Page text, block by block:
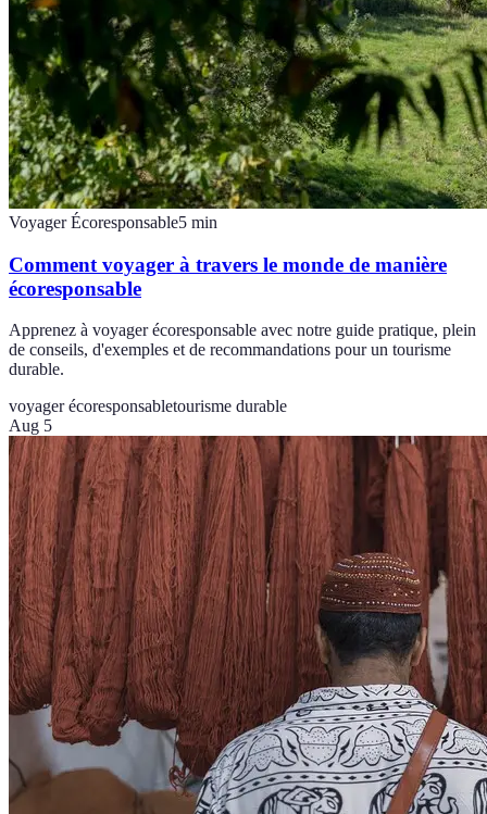
Voyager Écoresponsable5 min
Comment voyager à travers le monde de manière
écoresponsable
Apprenez à voyager écoresponsable avec notre guide pratique, plein
de conseils, d'exemples et de recommandations pour un tourisme
durable.
voyager écoresponsabletourisme durable
Aug 5